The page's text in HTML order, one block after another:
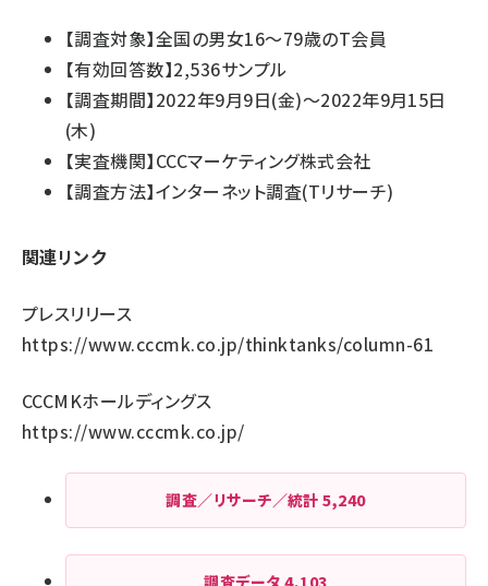
【調査対象】全国の男女16～79歳のT会員
【有効回答数】2,536サンプル
【調査期間】2022年9月9日(金)～2022年9月15日
(木)
【実査機関】CCCマーケティング株式会社
【調査方法】インターネット調査(Tリサーチ)
関連リンク
プレスリリース
https://www.cccmk.co.jp/thinktanks/column-61
CCCMKホールディングス
https://www.cccmk.co.jp/
調査／リサーチ／統計5,240
調査データ4,103